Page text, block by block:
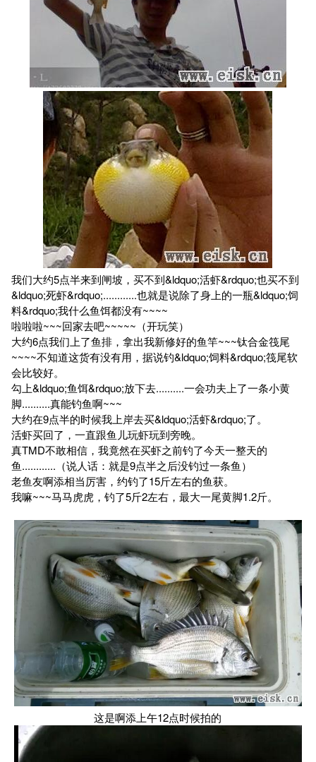
我们大约5点半来到闸坡，买不到&ldquo;活虾&rdquo;也买不到
&ldquo;死虾&rdquo;............也就是说除了身上的一瓶&ldquo;饲
料&rdquo;我什么鱼饵都没有~~~~
啦啦啦~~~回家去吧~~~~~（开玩笑）
大约6点我们上了鱼排，拿出我新修好的鱼竿~~~钛合金筏尾
~~~~不知道这货有没有用，据说钓&ldquo;饲料&rdquo;筏尾软
会比较好。
勾上&ldquo;鱼饵&rdquo;放下去..........一会功夫上了一条小黄
脚..........真能钓鱼啊~~~
大约在9点半的时候我上岸去买&ldquo;活虾&rdquo;了。
活虾买回了，一直跟鱼儿玩虾玩到旁晚。
真TMD不敢相信，我竟然在买虾之前钓了今天一整天的
鱼............（说人话：就是9点半之后没钓过一条鱼）
老鱼友啊添相当厉害，约钓了15斤左右的鱼获。
我嘛~~~马马虎虎，钓了5斤2左右，最大一尾黄脚1.2斤。
这是啊添上午12点时候拍的